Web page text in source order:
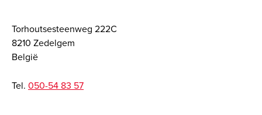
Torhoutsesteenweg 222C
8210 Zedelgem
België
Tel. 050-54 83 57